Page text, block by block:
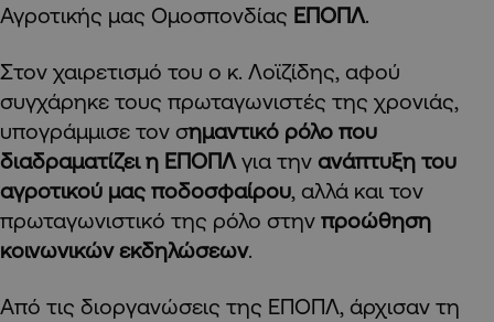
Αγροτικής μας Ομοσπονδίας ΕΠΟΠΛ.
Στον χαιρετισμό του ο κ. Λοϊζίδης, αφού
συγχάρηκε τους πρωταγωνιστές της χρονιάς,
υπογράμμισε τον σημαντικό ρόλο που
διαδραματίζει η ΕΠΟΠΛ για την ανάπτυξη του
αγροτικού μας ποδοσφαίρου, αλλά και τον
πρωταγωνιστικό της ρόλο στην προώθηση
κοινωνικών εκδηλώσεων.
Από τις διοργανώσεις της ΕΠΟΠΛ, άρχισαν τη